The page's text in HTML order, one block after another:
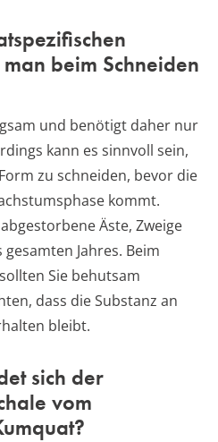
beim Schneiden
und benötigt daher nur
kann es sinnvoll sein,
zu schneiden, bevor die
kommt.
Äste, Zweige
Jahres. Beim
Sie behutsam
dass die Substanz an
bleibt.
sich der
vom